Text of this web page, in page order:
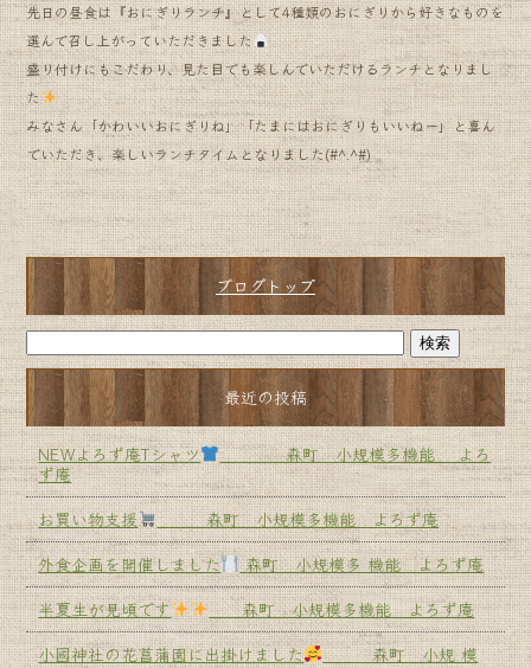
先日の昼食は『おにぎりランチ』として4種類のおにぎりから好きなものを
選んで召し上がっていただきました
盛り付けにもこだわり、見た目でも楽しんでいただけるランチとなりまし
た
みなさん「かわいいおにぎりね」「たまにはおにぎりもいいねー」と喜ん
でいただき、楽しいランチタイムとなりました(#^.^#)
ブログトップ
最近の投稿
NEWよろず庵Tシャツ
森町 小規模多機能 よろ
ず庵
お買い物支援
森町 小規模多機能 よろず庵
外食企画を開催しました
森町 小規模多 機能 よろず庵
半夏生が見頃です
森町 小規模多機能 よろず庵
小國神社の花菖蒲園に出掛けました
森町 小規 模